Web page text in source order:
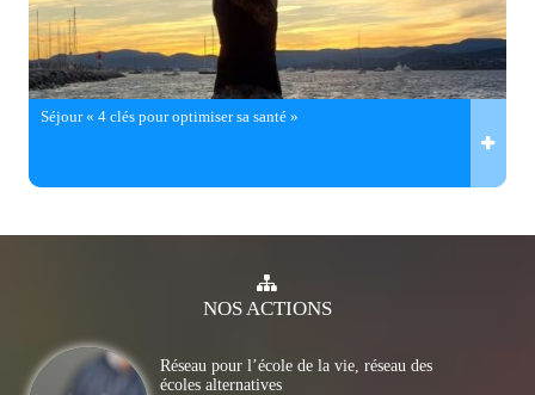
Séjour « 4 clés pour optimiser sa santé »
NOSACTIONS
Réseau pour l’école de la vie, réseau des
écoles alternatives